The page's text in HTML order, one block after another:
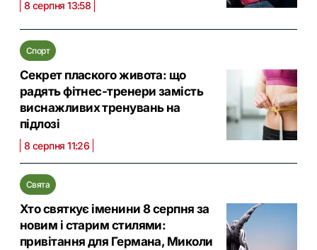
8 серпня 13:58
Спорт
Секрет плаского живота: що
радять фітнес-тренери замість
виснажливих тренувань на
підлозі
8 серпня 11:26
Свята
Хто святкує іменини 8 серпня за
новим і старим стилями:
привітання для Германа, Миколи